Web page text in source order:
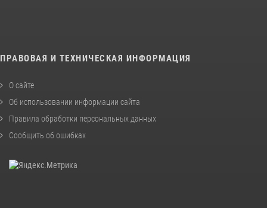
ПРАВОВАЯ И ТЕХНИЧЕСКАЯ ИНФОРМАЦИЯ
О сайте
Об использовании информации сайта
Правила обработки персональных данных
Сообщить об ошибках